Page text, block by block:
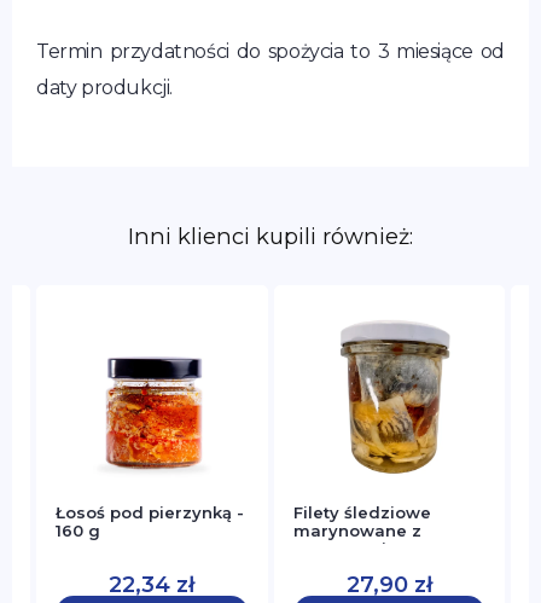
Termin przydatności do spożycia to 3 miesiące od
daty produkcji.
Inni klienci kupili również:
Łosoś pod pierzynką -
160 g
22,34 zł
Filety śledziowe
marynowane z
suszonymi
27,90 zł